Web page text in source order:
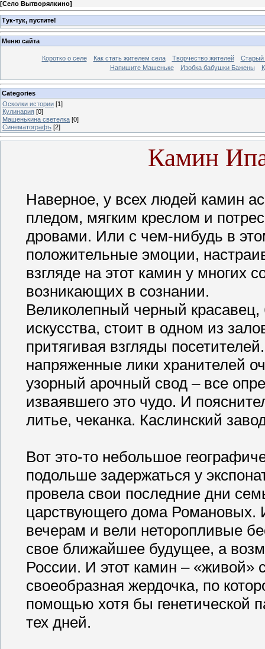
[Село Вытворялкино]
Тук-тук, пустите!
Меню сайта
Коротко о селе Как стать жителем села Творчество жителей
Старый
Напишите Машеньке
Изобка бабушки Бажены
Categories
Осколки истории [1]
Кулинария [0]
Машенькина светелка [0]
Синематографъ [2]
Камин
Наверное, у всех людей камин
пледом, мягким креслом и
дровами. Или с чем-нибудь в
положительные эмоции,
взгляде на этот камин у многих
возникающих в сознании.
Великолепный черный красавец,
искусства, стоит в одном из
притягивая взгляды
напряженные лики хранителей
узорный арочный свод – все
изваявшего это чудо. И
литье, чеканка. Каслинский
Вот это-то небольшое
подольше задержаться у
провела свои последние дни
царствующего дома Романовых.
вечерам и вели неторопливые
свое ближайшее будущее, а
России. И этот камин – «живой»
своеобразная жердочка, по
помощью хотя бы генетической
тех дней.